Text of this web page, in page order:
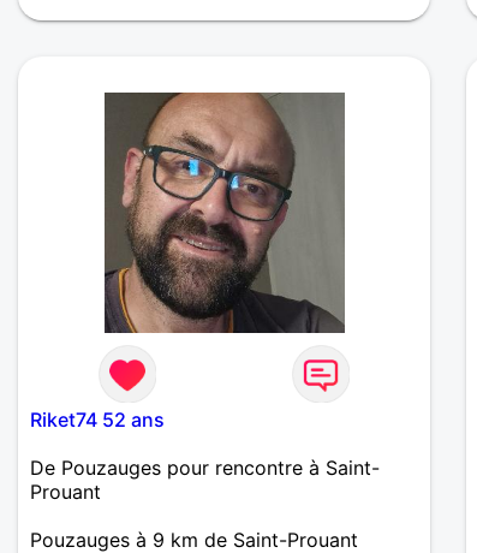
Riket74 52 ans
De Pouzauges pour rencontre à Saint-
Prouant
Pouzauges à 9 km de Saint-Prouant